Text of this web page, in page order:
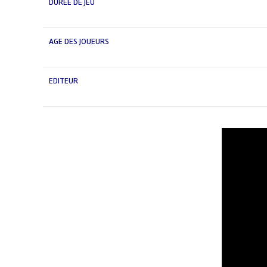
AGE DES JOUEURS
EDITEUR